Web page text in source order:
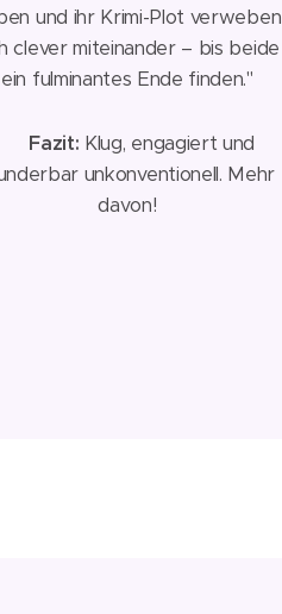
und ihr Krimi-Plot verweben
clever miteinander – bis beide
ein fulminantes Ende finden."
Fazit: Klug, engagiert und
unkonventionell. Mehr
davon!